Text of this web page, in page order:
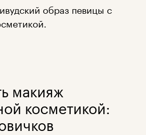
образ певицы с
макияж
косметикой: